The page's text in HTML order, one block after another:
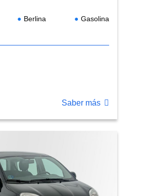
Berlina
Gasolina
Saber más